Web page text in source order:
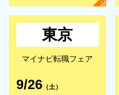
東京
マイナビ転職フェア
9/26 （土）